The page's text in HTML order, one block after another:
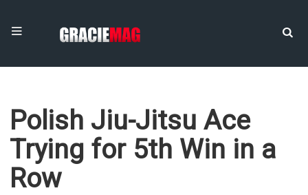
Polish Jiu-Jitsu Ace
Trying for 5th Win in a
Row